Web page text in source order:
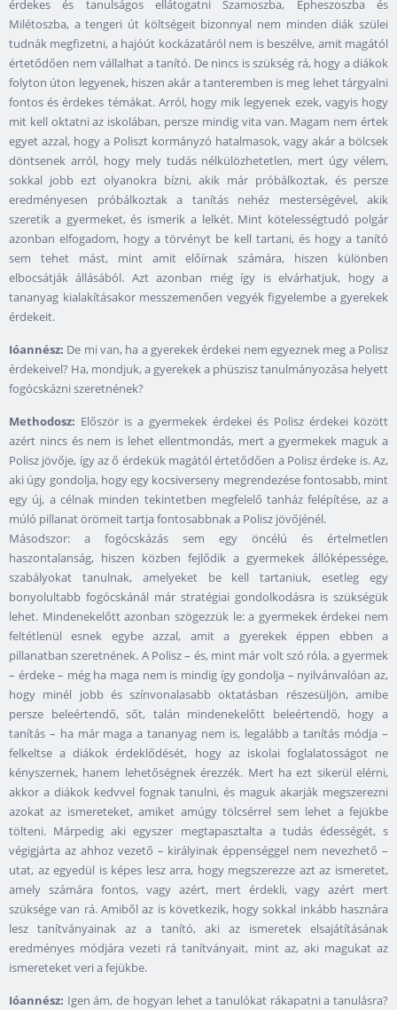
érdekes és tanulságos ellátogatni Szamoszba, Epheszoszba és
Milétoszba, a tengeri út költségeit bizonnyal nem minden diák szülei
tudnák megfizetni, a hajóút kockázatáról nem is beszélve, amit magától
értetődően nem vállalhat a tanító. De nincs is szükség rá, hogy a diákok
folyton úton legyenek, hiszen akár a tanteremben is meg lehet tárgyalni
fontos és érdekes témákat. Arról, hogy mik legyenek ezek, vagyis hogy
mit kell oktatni az iskolában, persze mindig vita van. Magam nem értek
egyet azzal, hogy a Poliszt kormányzó hatalmasok, vagy akár a bölcsek
döntsenek arról, hogy mely tudás nélkülözhetetlen, mert úgy vélem,
sokkal jobb ezt olyanokra bízni, akik már próbálkoztak, és persze
eredményesen próbálkoztak a tanítás nehéz mesterségével, akik
szeretik a gyermeket, és ismerik a lelkét. Mint kötelességtudó polgár
azonban elfogadom, hogy a törvényt be kell tartani, és hogy a tanító
sem tehet mást, mint amit előírnak számára, hiszen különben
elbocsátják állásából. Azt azonban még így is elvárhatjuk, hogy a
tananyag kialakításakor messzemenően vegyék figyelembe a gyerekek
érdekeit.
Ióannész: De mi van, ha a gyerekek érdekei nem egyeznek meg a Polisz
érdekeivel? Ha, mondjuk, a gyerekek a phüszisz tanulmányozása helyett
fogócskázni szeretnének?
Methodosz: Először is a gyermekek érdekei és Polisz érdekei között
azért nincs és nem is lehet ellentmondás, mert a gyermekek maguk a
Polisz jövője, így az ő érdekük magától értetődően a Polisz érdeke is. Az,
aki úgy gondolja, hogy egy kocsiverseny megrendezése fontosabb, mint
egy új, a célnak minden tekintetben megfelelő tanház felépítése, az a
múló pillanat örömeit tartja fontosabbnak a Polisz jövőjénél.
Másodszor: a fogócskázás sem egy öncélú és értelmetlen
haszontalanság, hiszen közben fejlődik a gyermekek állóképessége,
szabályokat tanulnak, amelyeket be kell tartaniuk, esetleg egy
bonyolultabb fogócskánál már stratégiai gondolkodásra is szükségük
lehet. Mindenekelőtt azonban szögezzük le: a gyermekek érdekei nem
feltétlenül esnek egybe azzal, amit a gyerekek éppen ebben a
pillanatban szeretnének. A Polisz – és, mint már volt szó róla, a gyermek
– érdeke – még ha maga nem is mindig így gondolja – nyilvánvalóan az,
hogy minél jobb és színvonalasabb oktatásban részesüljön, amibe
persze beleértendő, sőt, talán mindenekelőtt beleértendő, hogy a
tanítás – ha már maga a tananyag nem is, legalább a tanítás módja –
felkeltse a diákok érdeklődését, hogy az iskolai foglalatosságot ne
kényszernek, hanem lehetőségnek érezzék. Mert ha ezt sikerül elérni,
akkor a diákok kedvvel fognak tanulni, és maguk akarják megszerezni
azokat az ismereteket, amiket amúgy tölcsérrel sem lehet a fejükbe
tölteni. Márpedig aki egyszer megtapasztalta a tudás édességét, s
végigjárta az ahhoz vezető – királyinak éppenséggel nem nevezhető –
utat, az egyedül is képes lesz arra, hogy megszerezze azt az ismeretet,
amely számára fontos, vagy azért, mert érdekli, vagy azért mert
szüksége van rá. Amiből az is következik, hogy sokkal inkább hasznára
lesz tanítványainak az a tanító, aki az ismeretek elsajátításának
eredményes módjára vezeti rá tanítványait, mint az, aki magukat az
ismereteket veri a fejükbe.
Ióannész: Igen ám, de hogyan lehet a tanulókat rákapatni a tanulásra?